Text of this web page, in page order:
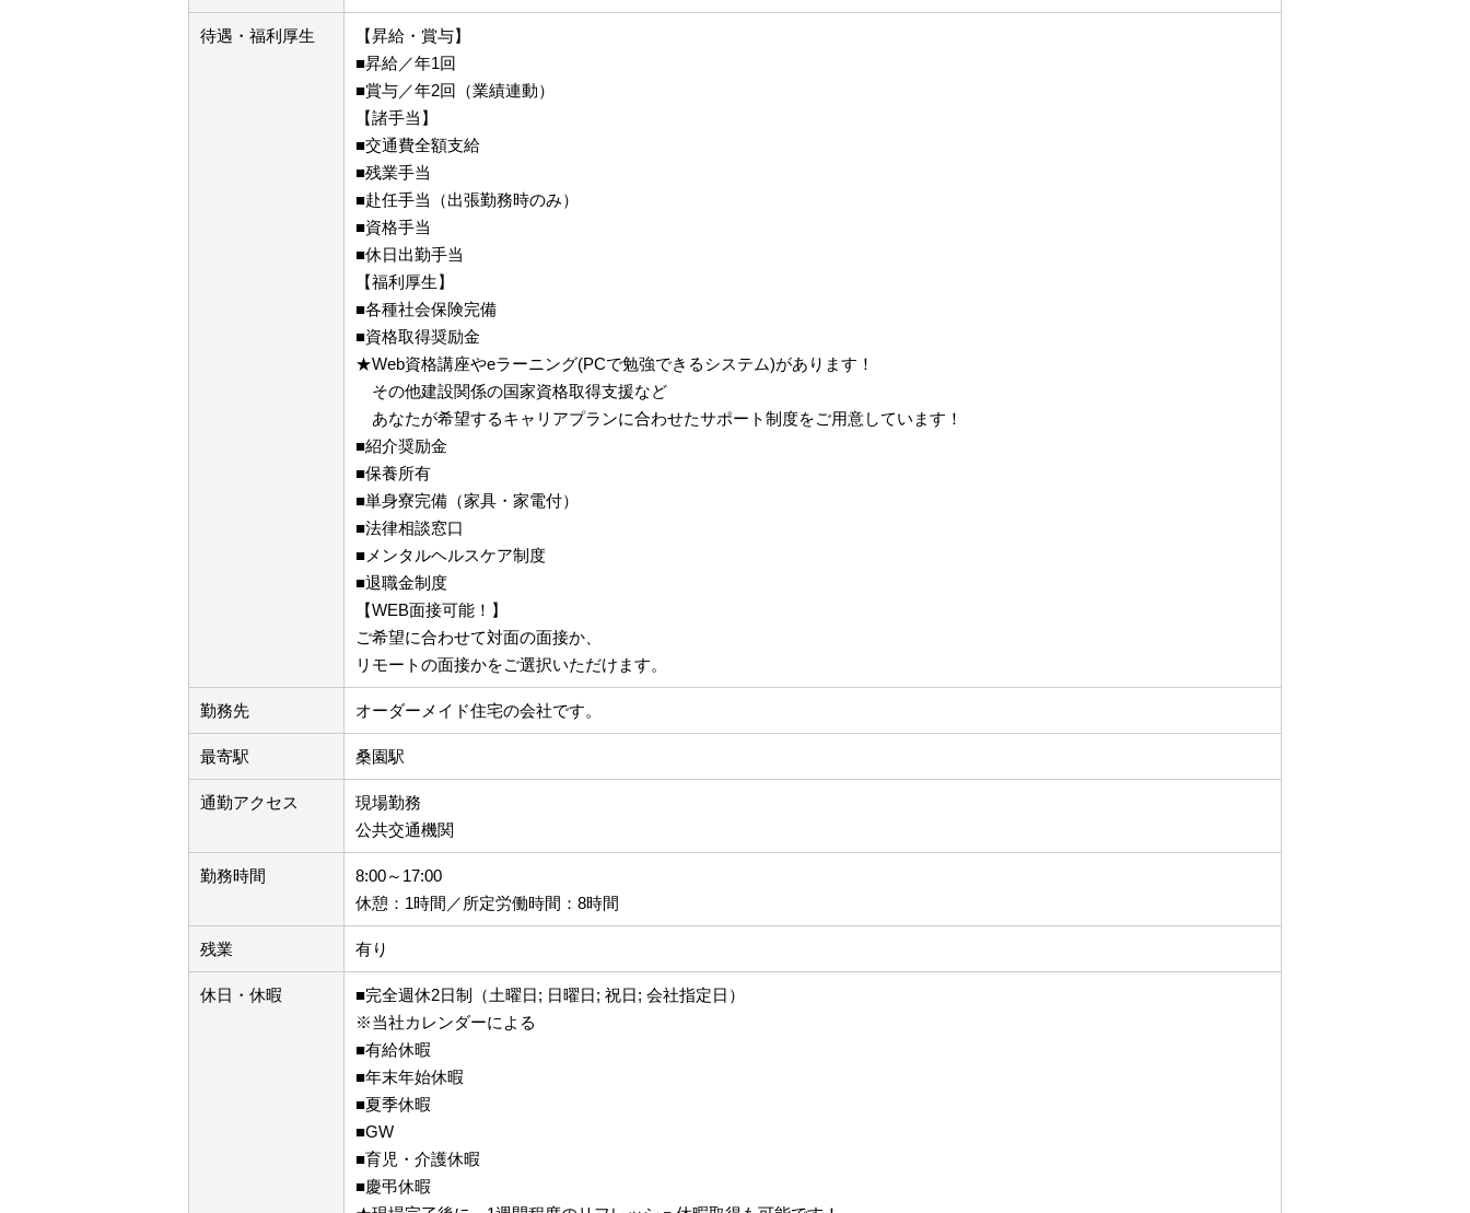
待遇・福利厚生
【昇給・賞与】
■昇給／年1回
■賞与／年2回（業績連動）
【諸手当】
■交通費全額支給
■残業手当
■赴任手当（出張勤務時のみ）
■資格手当
■休日出勤手当
【福利厚生】
■各種社会保険完備
■資格取得奨励金
★Web資格講座やeラーニング(PCで勉強できるシステム)があります！
その他建設関係の国家資格取得支援など
あなたが希望するキャリアプランに合わせたサポート制度をご用意しています！
■紹介奨励金
■保養所有
■単身寮完備（家具・家電付）
■法律相談窓口
■メンタルヘルスケア制度
■退職金制度
【WEB面接可能！】
ご希望に合わせて対面の面接か、
リモートの面接かをご選択いただけます。
勤務先 オーダーメイド住宅の会社です。
最寄駅 桑園駅
通勤アクセス
現場勤務
公共交通機関
勤務時間
8:00～17:00
休憩：1時間／所定労働時間：8時間
残業 有り
休日・休暇
■完全週休2日制（土曜日; 日曜日; 祝日; 会社指定日）
※当社カレンダーによる
■有給休暇
■年末年始休暇
■夏季休暇
■GW
■育児・介護休暇
■慶弔休暇